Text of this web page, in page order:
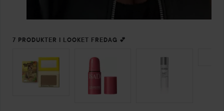
7 PRODUKTER I LOOKET FREDAG 💕
SPRING OVER SEKTIONEN